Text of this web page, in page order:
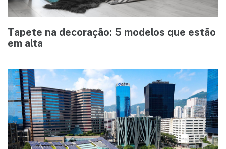
Tapete na decoração: 5 modelos que estão
em alta